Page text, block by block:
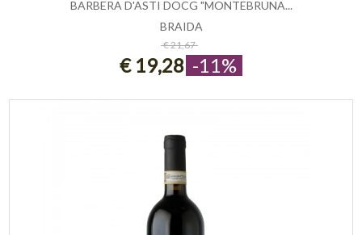
ESAURITO
BARBERA D'ASTI DOCG "MONTEBRUNA...
BRAIDA
€ 21,67
€ 19,28 -11%